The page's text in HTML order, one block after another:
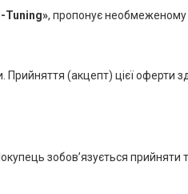
Tuning», пропонує необмеженому
Прийняття (акцепт) цієї
зобов’язується прийняти